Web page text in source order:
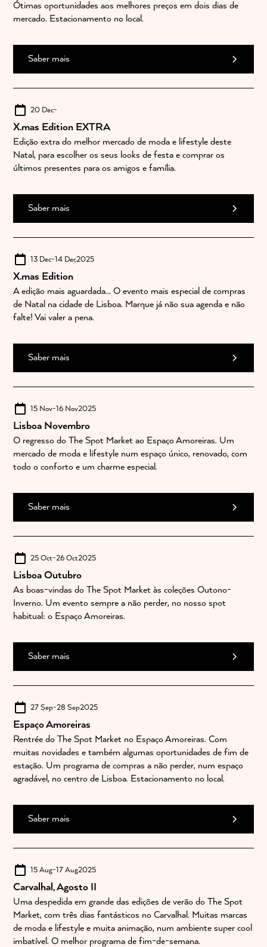
Ótimas oportunidades aos melhores preços em dois dias de
mercado. Estacionamento no local.
Saber mais
20 Dec-
X.mas Edition EXTRA
Edição extra do melhor mercado de moda e lifestyle deste
Natal, para escolher os seus looks de festa e comprar os
últimos presentes para os amigos e família.
Saber mais
13 Dec-14 Dec2025
X.mas Edition
A edição mais aguardada... O evento mais especial de compras
de Natal na cidade de Lisboa. Marque já não sua agenda e não
falte! Vai valer a pena.
Saber mais
15 Nov-16 Nov2025
Lisboa Novembro
O regresso do The Spot Market ao Espaço Amoreiras. Um
mercado de moda e lifestyle num espaço único, renovado, com
todo o conforto e um charme especial.
Saber mais
25 Oct-26 Oct2025
Lisboa Outubro
As boas-vindas do The Spot Market às coleções Outono-
Inverno. Um evento sempre a não perder, no nosso spot
habitual: o Espaço Amoreiras.
Saber mais
27 Sep-28 Sep2025
Espaço Amoreiras
Rentrée do The Spot Market no Espaço Amoreiras. Com
muitas novidades e também algumas oportunidades de fim de
estação. Um programa de compras a não perder, num espaço
agradável, no centro de Lisboa. Estacionamento no local.
Saber mais
15 Aug-17 Aug2025
Carvalhal, Agosto II
Uma despedida em grande das edições de verão do The Spot
Market, com três dias fantásticos no Carvalhal. Muitas marcas
de moda e lifestyle e muita animação, num ambiente super cool
imbatível. O melhor programa de fim-de-semana.